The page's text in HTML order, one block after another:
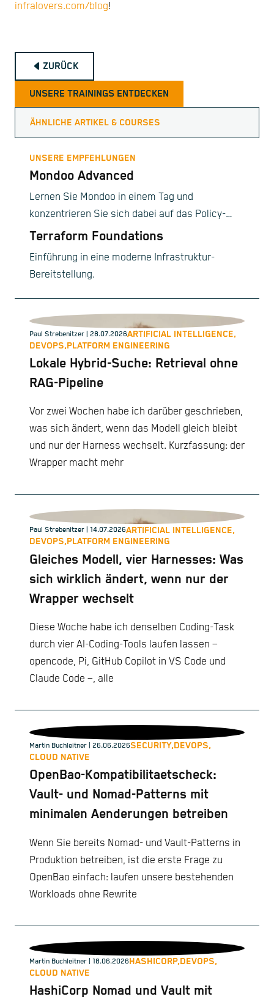
infralovers.com/blog!
ZURÜCK
UNSERE TRAININGS ENTDECKEN
ÄHNLICHE ARTIKEL & COURSES
UNSERE EMPFEHLUNGEN
Mondoo Advanced
Lernen Sie Mondoo in einem Tag und
konzentrieren Sie sich dabei auf das Policy-
Scoring, Exception-Handling, Datenexport,
Compliance-Frameworks.
Terraform Foundations
Einführung in eine moderne Infrastruktur-
Bereitstellung.
Paul Strebenitzer | 28.07.2026ARTIFICIAL INTELLIGENCE,
DEVOPS,PLATFORM ENGINEERING
Lokale Hybrid-Suche: Retrieval ohne
RAG-Pipeline
Vor zwei Wochen habe ich darüber geschrieben,
was sich ändert, wenn das Modell gleich bleibt
und nur der Harness wechselt. Kurzfassung: der
Wrapper macht mehr
Paul Strebenitzer | 14.07.2026ARTIFICIAL INTELLIGENCE,
DEVOPS,PLATFORM ENGINEERING
Gleiches Modell, vier Harnesses: Was
sich wirklich ändert, wenn nur der
Wrapper wechselt
Diese Woche habe ich denselben Coding-Task
durch vier AI-Coding-Tools laufen lassen –
opencode, Pi, GitHub Copilot in VS Code und
Claude Code –, alle
Martin Buchleitner | 26.06.2026SECURITY,DEVOPS,
CLOUD NATIVE
OpenBao-Kompatibilitaetscheck:
Vault- und Nomad-Patterns mit
minimalen Aenderungen betreiben
Wenn Sie bereits Nomad- und Vault-Patterns in
Produktion betreiben, ist die erste Frage zu
OpenBao einfach: laufen unsere bestehenden
Workloads ohne Rewrite
Martin Buchleitner | 18.06.2026HASHICORP,DEVOPS,
CLOUD NATIVE
HashiCorp Nomad und Vault mit